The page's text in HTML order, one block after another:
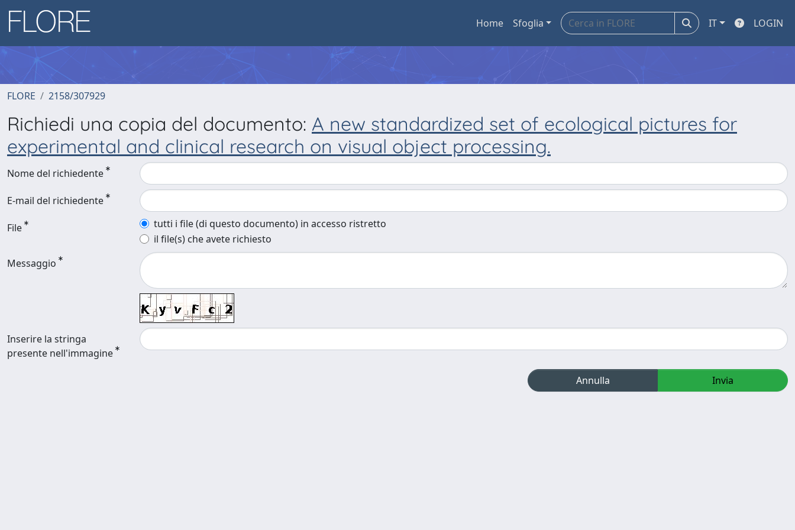
Home Sfoglia IT LOGIN
FLORE 2158/307929
Richiedi una copia del documento: A new standardized set of ecological pictures for
experimental and clinical research on visual object processing.
Nome del richiedente
E-mail del richiedente
File
tutti i file (di questo documento) in accesso ristretto
il file(s) che avete richiesto
Messaggio
Inserire la stringa
presente nell'immagine
Annulla Invia